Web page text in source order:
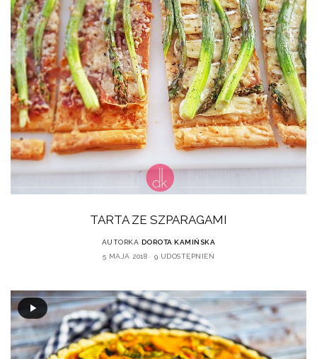
TARTA ZE SZPARAGAMI
AUTORKA DOROTA KAMIŃSKA
5 MAJA 2018
9 UDOSTĘPNIEŃ